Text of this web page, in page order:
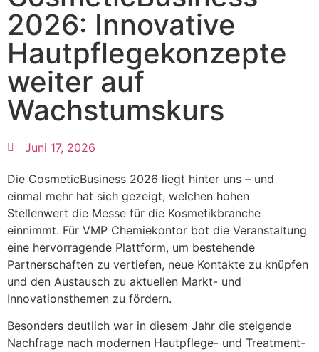
2026: Innovative
Hautpflegekonzepte
weiter auf
Wachstumskurs
Juni 17, 2026
Die CosmeticBusiness 2026 liegt hinter uns – und
einmal mehr hat sich gezeigt, welchen hohen
Stellenwert die Messe für die Kosmetikbranche
einnimmt. Für VMP Chemiekontor bot die Veranstaltung
eine hervorragende Plattform, um bestehende
Partnerschaften zu vertiefen, neue Kontakte zu knüpfen
und den Austausch zu aktuellen Markt- und
Innovationsthemen zu fördern.
Besonders deutlich war in diesem Jahr die steigende
Nachfrage nach modernen Hautpflege- und Treatment-